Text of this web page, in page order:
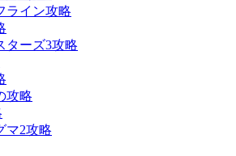
ライン攻略
ターズ3攻略
攻略
マ2攻略